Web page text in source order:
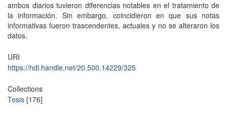
ambos diarios tuvieron diferencias notables en el tratamiento de
la información. Sin embargo, coincidieron en que sus notas
informativas fueron trascendentes, actuales y no se alteraron los
datos.
URI
https://hdl.handle.net/20.500.14229/325
Collections
Tesis [176]